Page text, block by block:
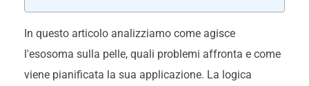
In questo articolo analizziamo come agisce
l'esosoma sulla pelle, quali problemi affronta e come
viene pianificata la sua applicazione. La logica